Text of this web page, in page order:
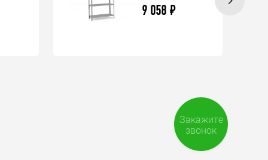
9 058 ₽
Закажите
звонок